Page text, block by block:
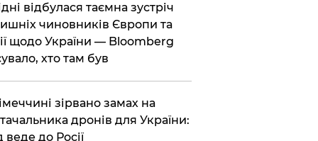
відбулася таємна зустріч
чиновників Європи та
щодо України — Bloomberg
хто там був
зірвано замах на
дронів для України:
веде до Росії